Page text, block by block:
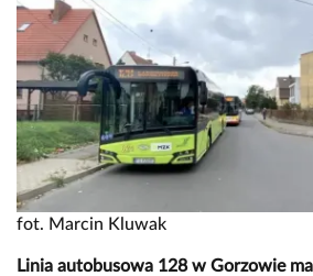
fot. Marcin Kluwak
Linia autobusowa 128 w Gorzowie